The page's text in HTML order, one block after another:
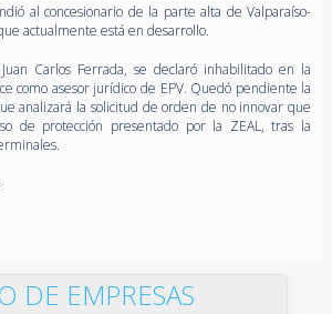
al concesionario de la parte alta de Valparaíso-
actualmente está en desarrollo.
Carlos Ferrada, se declaró inhabilitado en la
como asesor jurídico de EPV. Quedó pendiente la
analizará la solicitud de orden de no innovar que
de protección presentado por la ZEAL, tras la
DE EMPRESAS